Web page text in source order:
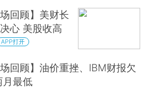
回顾】美财长
心 美股收高
APP打开
场回顾】油价重挫、IBM财报欠
月最低